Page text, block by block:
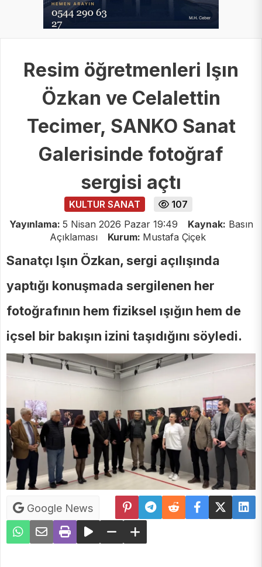
Resim öğretmenleri Işın
Özkan ve Celalettin
Tecimer, SANKO Sanat
Galerisinde fotoğraf
sergisi açtı
KULTUR SANAT
107
Yayınlama: 5 Nisan 2026 Pazar 19:49 Kaynak: Basın
Açıklaması
Kurum: Mustafa Çiçek
Sanatçı Işın Özkan, sergi açılışında
yaptığı konuşmada sergilenen her
fotoğrafının hem fiziksel ışığın hem de
içsel bir bakışın izini taşıdığını söyledi.
Google News